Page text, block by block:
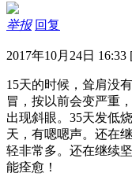
举报 回复
2017年10月24日 16:33
15天的时候，耸肩没
冒，按以前会变严重
出现斜眼。35天发低
天，有嗯嗯声。还在
轻非常多。还在继续
能痊愈！